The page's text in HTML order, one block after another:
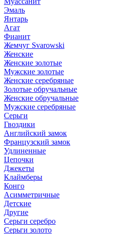
Эмаль
Янтарь
Агат
Фианит
Жемчуг Svarowski
Женские
Женские золотые
Мужские золотые
Женские серебряные
Золотые обручальные
Женские обручальные
Мужские серебряные
Серьги
Гвоздики
Английский замок
Французский замок
Удлиненные
Цепочки
Джекеты
Клаймберы
Конго
Асимметричные
Детские
Другие
Серьги серебро
Серьги золото